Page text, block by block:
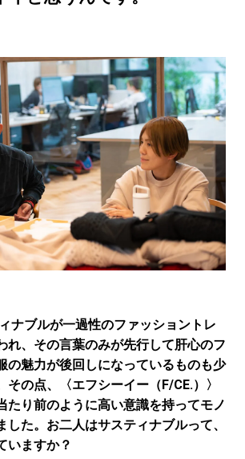
ナブルが一過性のファッショントレ
れ、その言葉のみが先行して肝心のフ
の魅力が後回しになっているものも少
その点、〈エフシーイー（F/CE.）〉
たり前のように高い意識を持ってモノ
した。お二人はサスティナブルって、
いますか？